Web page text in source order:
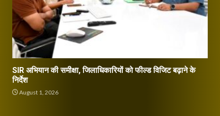
SIR अभियान की समीक्षा, जिलाधिकारियों को फील्ड विजिट बढ़ाने के
निर्देश
August 1, 2026